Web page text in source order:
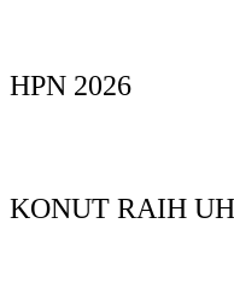
HPN 2026
KONUT RAIH